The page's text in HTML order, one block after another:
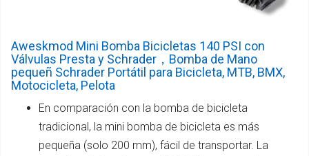
Aweskmod Mini Bomba Bicicletas 140 PSI con
Válvulas Presta y Schrader，Bomba de Mano
pequeñ Schrader Portátil para Bicicleta, MTB, BMX,
Motocicleta, Pelota
En comparación con la bomba de bicicleta
tradicional, la mini bomba de bicicleta es más
pequeña (solo 200 mm), fácil de transportar. La